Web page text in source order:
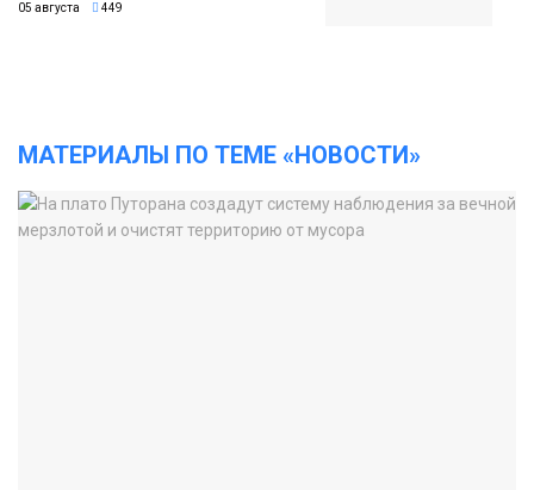
05 августа 449
МАТЕРИАЛЫ ПО ТЕМЕ «НОВОСТИ»